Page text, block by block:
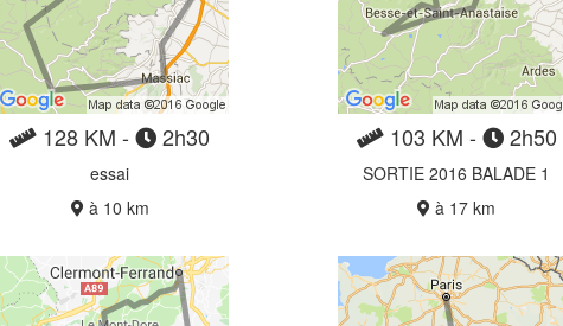
128 KM - 2h30
essai
à 10 km
103 KM - 2h50
SORTIE 2016 BALADE 1
à 17 km